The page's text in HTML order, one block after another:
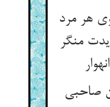
هر مرد
منگر
صاحبی